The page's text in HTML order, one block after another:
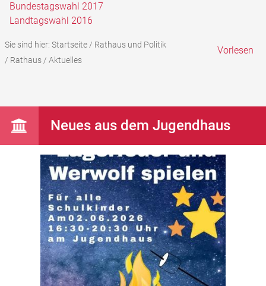
Bundestagswahl 2017
Landtagswahl 2016
Sie sind hier: Startseite/ Rathaus und Politik
/ Rathaus/ Aktuelles
Vorlesen
Neues aus dem Jugendhaus